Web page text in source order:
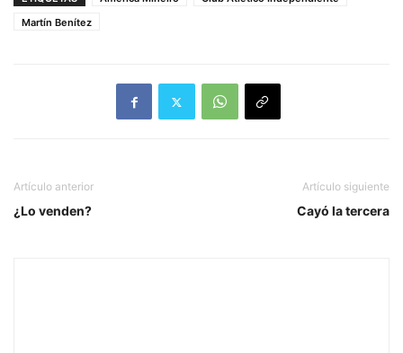
Martín Benítez
Artículo anterior
¿Lo venden?
Artículo siguiente
Cayó la tercera